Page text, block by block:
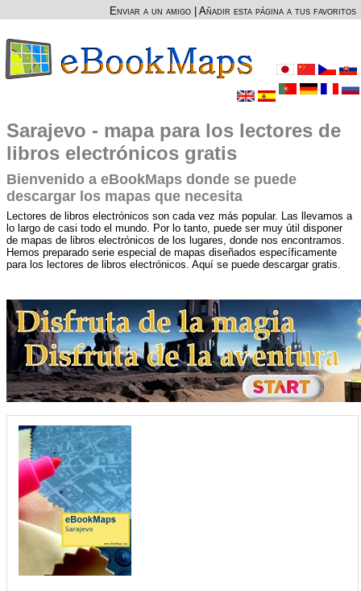
Enviar a un amigo Añadir esta página a tus favoritos
Sarajevo - mapa para los lectores de
libros electrónicos gratis
Bienvenido a eBookMaps donde se puede
descargar los mapas que necesita
Lectores de libros electrónicos son cada vez más popular. Las llevamos a
lo largo de casi todo el mundo. Por lo tanto, puede ser muy útil disponer
de mapas de libros electrónicos de los lugares, donde nos encontramos.
Hemos preparado serie especial de mapas diseñados específicamente
para los lectores de libros electrónicos. Aquí se puede descargar gratis.